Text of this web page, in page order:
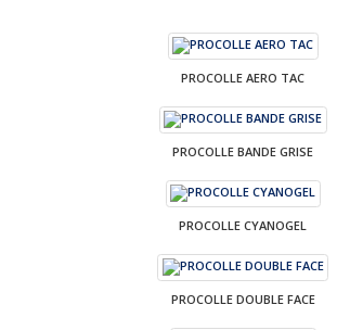
PROCOLLE AERO TAC
PROCOLLE BANDE GRISE
PROCOLLE CYANOGEL
PROCOLLE DOUBLE FACE